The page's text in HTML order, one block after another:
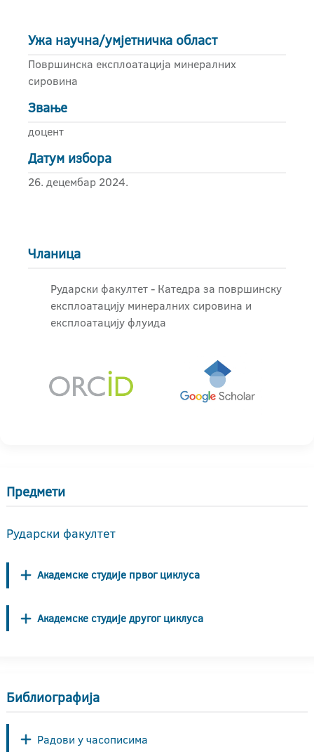
Ужа научна/умјетничка област
Површинска експлоатација минералних
сировина
Звање
доцент
Датум избора
26. децембар 2024.
Чланица
Рударски факултет - Катедра за површинску
експлоатацију минералних сировина и
експлоатацију флуида
Предмети
Рударски факултет
Академске студије првог циклуса
Академске студије другог циклуса
Библиографија
Радови у часописима